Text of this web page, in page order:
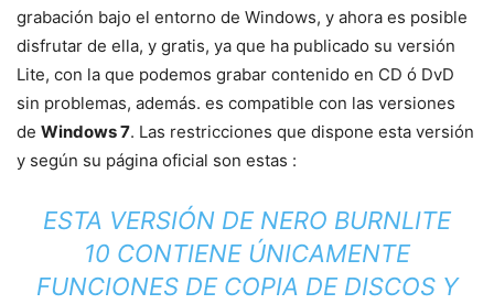
grabación bajo el entorno de Windows, y ahora es posible
disfrutar de ella, y gratis, ya que ha publicado su versión
Lite, con la que podemos grabar contenido en CD ó DvD
sin problemas, además. es compatible con las versiones
de Windows 7. Las restricciones que dispone esta versión
y según su página oficial son estas :
ESTA VERSIÓN DE NERO BURNLITE
10 CONTIENE ÚNICAMENTE
FUNCIONES DE COPIA DE DISCOS Y